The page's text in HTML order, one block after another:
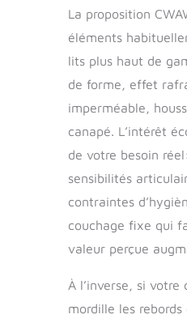
La proposition
éléments
lits plus haut de
de forme, effet
imperméable,
canapé. L’intérêt
de votre besoin
sensibilités
contraintes
couchage fixe qui
valeur perçue
À l’inverse, si
mordille les